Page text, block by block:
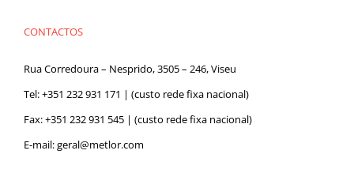
CONTACTOS
Rua Corredoura – Nesprido, 3505 – 246, Viseu
Tel:+351 232 931 171 | (custo rede fixa nacional)
Fax: +351 232 931 545 | (custo rede fixa nacional)
E-mail:geral@metlor.com